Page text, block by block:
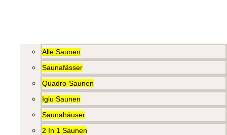
Alle Saunen
Saunafässer
Quadro-Saunen
Iglu Saunen
Saunahäuser
2 In 1 Saunen